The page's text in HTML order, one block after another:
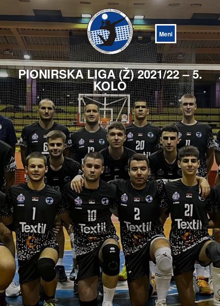
Open
Menu
PIONIRSKA LIGA (Ž) 2021/22 – 5.
KOLO